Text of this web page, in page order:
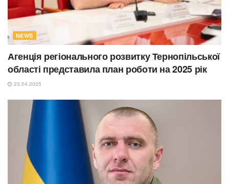
NEWS
Агенція регіонального розвитку Тернопільської
області представила план роботи на 2025 рік
23.04.2025